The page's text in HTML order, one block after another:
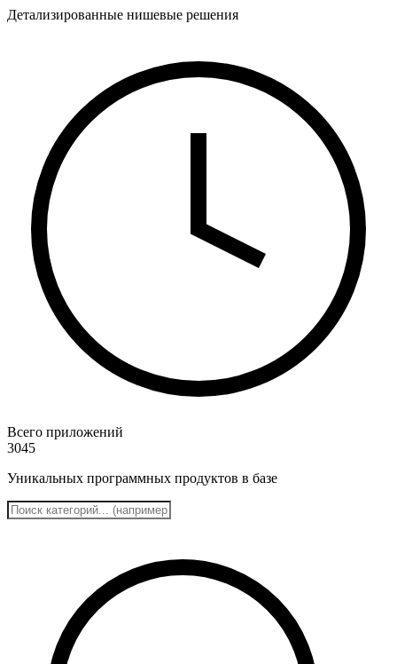
Детализированные нишевые решения
Всего приложений
3045
Уникальных программных продуктов в базе